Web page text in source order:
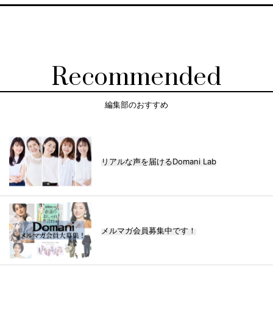
Recommended
編集部のおすすめ
リアルな声を届けるDomani Lab
メルマガ会員募集中です！